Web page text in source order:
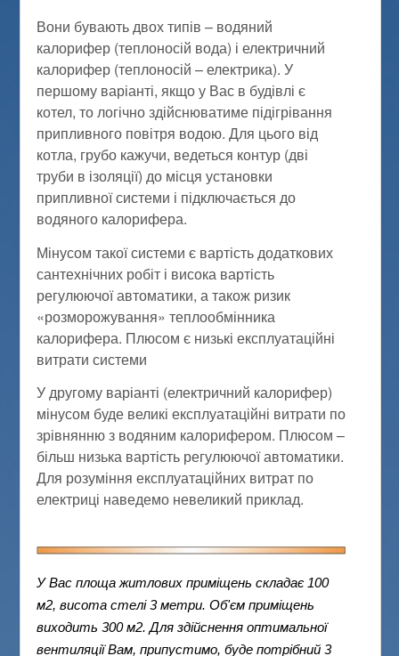
Вони бувають двох типів – водяний
калорифер (теплоносій вода) і електричний
калорифер (теплоносій – електрика). У
першому варіанті, якщо у Вас в будівлі є
котел, то логічно здійснюватиме підігрівання
припливного повітря водою. Для цього від
котла, грубо кажучи, ведеться контур (дві
труби в ізоляції) до місця установки
припливної системи і підключається до
водяного калорифера.
Мінусом такої системи є вартість додаткових
сантехнічних робіт і висока вартість
регулюючої автоматики, а також ризик
«розморожування» теплообмінника
калорифера. Плюсом є низькі експлуатаційні
витрати системи
У другому варіанті (електричний калорифер)
мінусом буде великі експлуатаційні витрати по
зрівнянню з водяним калорифером. Плюсом –
більш низька вартість регулюючої автоматики.
Для розуміння експлуатаційних витрат по
електриці наведемо невеликий приклад.
У Вас площа житлових приміщень складає 100
м2, висота стелі 3 метри. Об'єм приміщень
виходить 300 м2. Для здійснення оптимальної
вентиляції Вам, припустимо, буде потрібний 3